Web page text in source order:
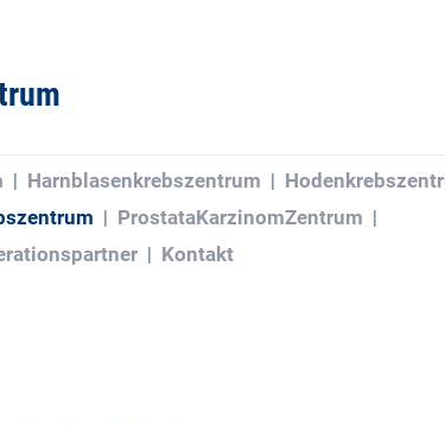
Harnblasenkrebszentrum
ProstataKarzinomZentrum
Kontakt